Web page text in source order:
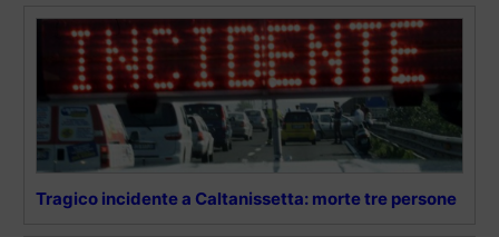
Tragico incidente a Caltanissetta: morte tre persone